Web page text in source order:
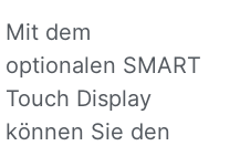
Mit dem
optionalen SMART
Touch Display
können Sie den